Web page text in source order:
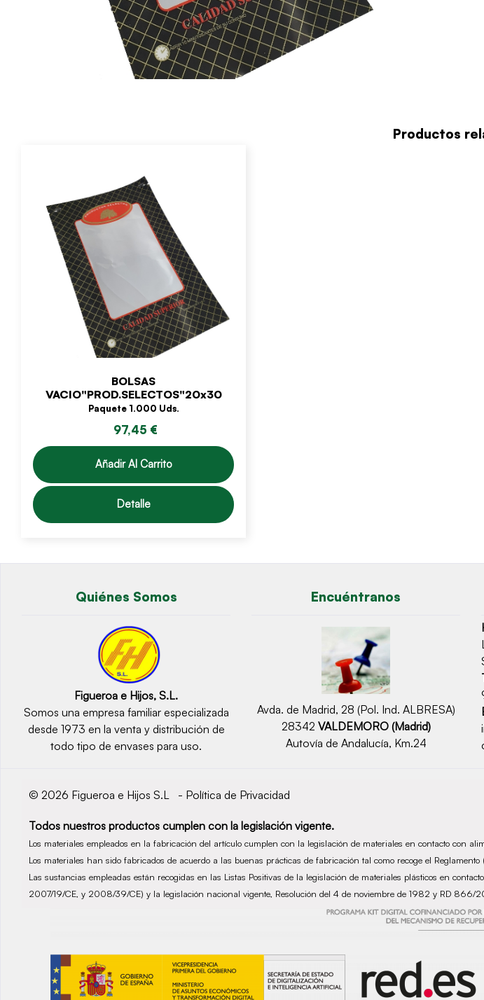
Productos
BOLSAS
VACIO"PROD.SELECTOS"20x30
Paquete 1.000 Uds.
97,45 €
Añadir Al Carrito
Detalle
Quiénes Somos
Figueroa e Hijos, S.L.
Somos una empresa familiar especializada
desde 1973 en la venta y distribución de
todo tipo de envases para uso.
Encuéntranos
Avda. de Madrid, 28 (Pol. Ind. ALBRESA)
28342 VALDEMORO (Madrid)
Autovía de Andalucía, Km.24
© 2026 Figueroa e Hijos S.L - Política de Privacidad
Todos nuestros productos cumplen con la legislación vigente.
Los materiales empleados en la fabricación del artículo cumplen con la legislación de materiales en contacto con
Los materiales han sido fabricados de acuerdo a las buenas prácticas de fabricación tal como recoge el
Las sustancias empleadas están recogidas en las Listas Positivas de la legislación de materiales plásticos en
2007/19/CE, y 2008/39/CE) y la legislación nacional vigente, Resolución del 4 de noviembre de 1982 y RD 866/